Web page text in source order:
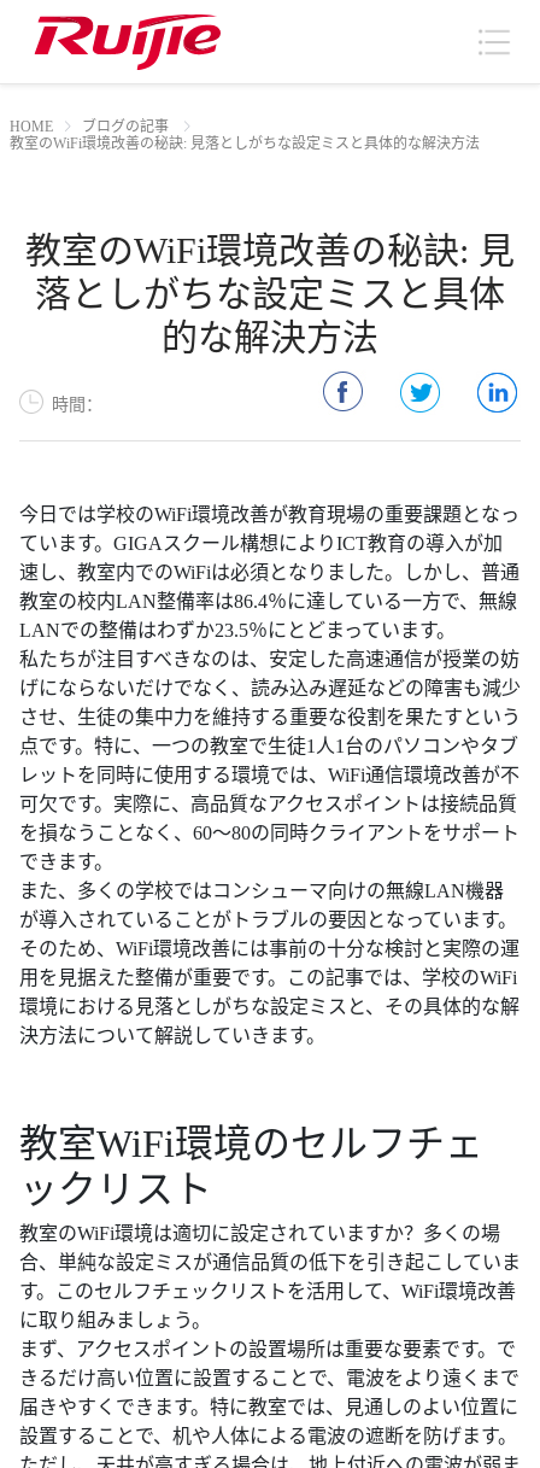
HOME
ブログの記事
教室のWiFi環境改善の秘訣: 見落としがちな設定ミスと具体的な解決方法
教室のWiFi環境改善の秘訣: 見
落としがちな設定ミスと具体
的な解決方法
時間：
今日では学校のWiFi環境改善が教育現場の重要課題となっ
ています。GIGAスクール構想によりICT教育の導入が加
速し、教室内でのWiFiは必須となりました。しかし、普通
教室の校内LAN整備率は86.4％に達している一方で、無線
LANでの整備はわずか23.5％にとどまっています。
私たちが注目すべきなのは、安定した高速通信が授業の妨
げにならないだけでなく、読み込み遅延などの障害も減少
させ、生徒の集中力を維持する重要な役割を果たすという
点です。特に、一つの教室で生徒1人1台のパソコンやタブ
レットを同時に使用する環境では、WiFi通信環境改善が不
可欠です。実際に、高品質なアクセスポイントは接続品質
を損なうことなく、60～80の同時クライアントをサポート
できます。
また、多くの学校ではコンシューマ向けの無線LAN機器
が導入されていることがトラブルの要因となっています。
そのため、WiFi環境改善には事前の十分な検討と実際の運
用を見据えた整備が重要です。この記事では、学校のWiFi
環境における見落としがちな設定ミスと、その具体的な解
決方法について解説していきます。
教室WiFi環境のセルフチェ
ックリスト
教室のWiFi環境は適切に設定されていますか？多くの場
合、単純な設定ミスが通信品質の低下を引き起こしていま
す。このセルフチェックリストを活用して、WiFi環境改善
に取り組みましょう。
まず、アクセスポイントの設置場所は重要な要素です。で
きるだけ高い位置に設置することで、電波をより遠くまで
届きやすくできます。特に教室では、見通しのよい位置に
設置することで、机や人体による電波の遮断を防げます。
ただし、天井が高すぎる場合は、地上付近への電波が弱ま